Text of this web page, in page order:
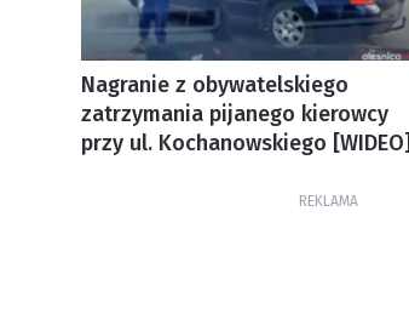
Nagranie z obywatelskiego
zatrzymania pijanego kierowcy
przy ul. Kochanowskiego [WIDEO]
REKLAMA